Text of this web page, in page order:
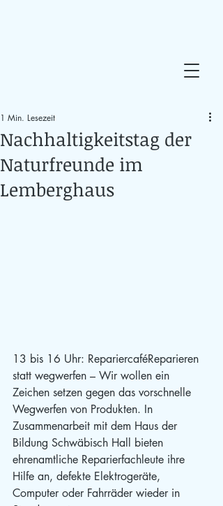
Nachhaltigkeitstag der
Naturfreunde im
Lemberghaus
1 Min. Lesezeit
13 bis 16 Uhr: RepariercaféReparieren
statt wegwerfen – Wir wollen ein
Zeichen setzen gegen das vorschnelle
Wegwerfen von Produkten. In
Zusammenarbeit mit dem Haus der
Bildung Schwäbisch Hall bieten
ehrenamtliche Reparierfachleute ihre
Hilfe an, defekte Elektrogeräte,
Computer oder Fahrräder wieder in